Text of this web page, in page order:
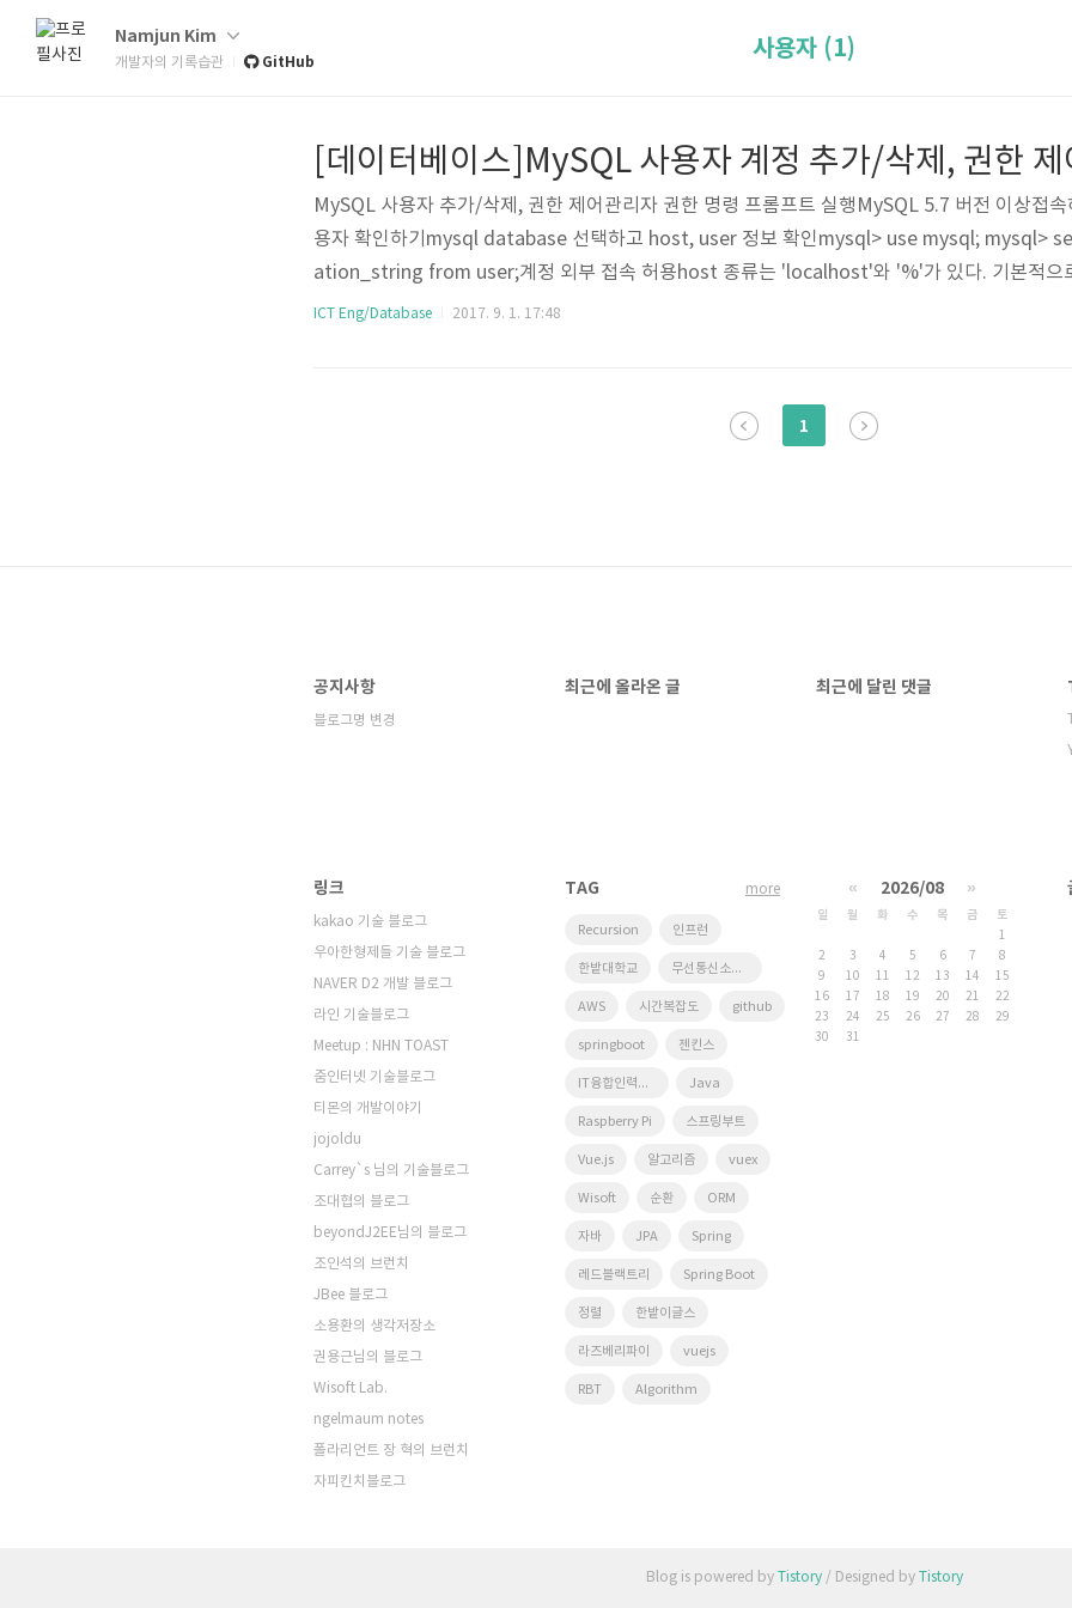
Namjun Kim
개발자의 기록습관 GitHub 사용자 (1)
[데이터베이스]MySQL 사용자 계정 추가/삭제, 권한 제
MySQL 사용자 추가/삭제, 권한 제어관리자 권한 명령 프롬프트 실행MySQL 5.7 버전 이상접
용자 확인하기mysql database 선택하고 host, user 정보 확인mysql> use mysql; mysql>
ation_string from user;계정 외부 접속 허용host 종류는 'localhost'와 '%'가 있다. 기본적으
ocalhost)에서만 접속이 가능하고 외부에서는 접속이 불가능하게 되어 있다.따라서, root계정
ICT Eng/Database 2017. 9. 1. 17:48
1
공지사항
블로그명 변경
최근에 올라온 글 최근에 달린 댓글
링크
kakao 기술 블로그
우아한형제들 기술 블로그
NAVER D2 개발 블로그
라인 기술블로그
Meetup : NHN TOAST
줌인터넷 기술블로그
티몬의 개발이야기
jojoldu
Carrey`s 님의 기술블로그
조대협의 블로그
beyondJ2EE님의 블로그
조인석의 브런치
JBee 블로그
소용환의 생각저장소
권용근님의 블로그
Wisoft Lab.
ngelmaum notes
폴라리언트 장 혁의 브런치
자피킨치블로그
TAG
Recursion 인프런
한밭대학교 무선통신소프트웨어연구실
AWS 시간복잡도 github
springboot 젠킨스
IT융합인력양성사업단 Java
Raspberry Pi 스프링부트
Vue.js 알고리즘 vuex
Wisoft 순환 ORM
자바 JPA Spring
레드블랙트리 Spring Boot
정렬 한밭이글스
라즈베리파이 vuejs
RBT Algorithm
more « 2026/08 »
일 월 화 수 목 금
토
1
2
3 4 5 6 7
8
9
10 11 12 13 14
15
16
17 18 19 20 21
22
23
24 25 26 27 28
29
30
31
Blog is powered by Tistory/ Designed by Tistory